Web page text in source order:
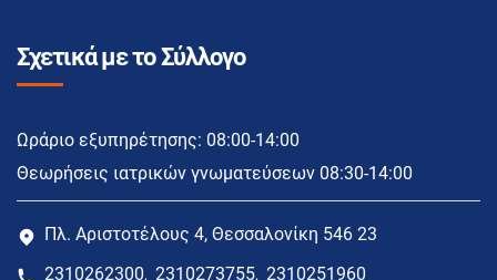
Σχετικά με το Σύλλογο
Ωράριο εξυπηρέτησης: 08:00-14:00
Θεωρήσεις ιατρικών γνωματεύσεων 08:30-14:00
Πλ. Αριστοτέλους 4, Θεσσαλονίκη 546 23
2310262300, 2310273755, 2310251960